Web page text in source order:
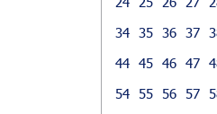
34 35 36 37
44 45 46 47
54 55 56 57